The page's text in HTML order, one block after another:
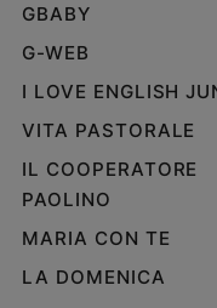
GBABY
G-WEB
I LOVE ENGLISH
VITA PASTORALE
IL COOPERATORE
PAOLINO
MARIA CON TE
LA DOMENICA